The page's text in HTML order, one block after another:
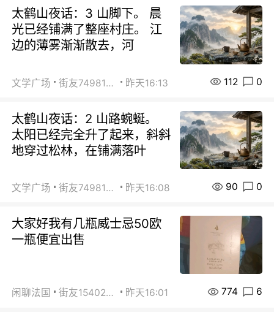
太鹤山夜话：3 山脚下。 晨
光已经铺满了整座村庄。 江
边的薄雾渐渐散去，河
文学广场 街友74981146 昨天16:13 112 0
太鹤山夜话：2 山路蜿蜒。
太阳已经完全升了起来，斜斜
地穿过松林，在铺满落叶
文学广场 街友74981146 昨天16:08 90 0
大家好我有几瓶威士忌50欧
一瓶便宜出售
闲聊法国 街友15402223 昨天16:01 774 6